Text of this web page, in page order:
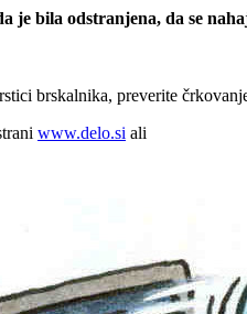
je bila odstranjena, da se
brskalnika, preverite
www.delo.si ali